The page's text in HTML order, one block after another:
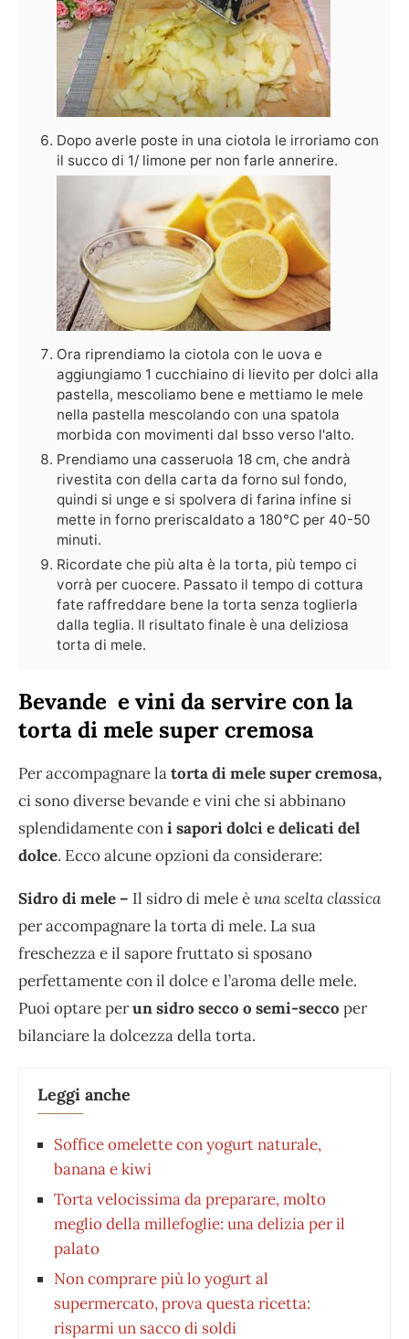
Dopo averle poste in una ciotola le irroriamo con
il succo di 1/ limone per non farle annerire.
Ora riprendiamo la ciotola con le uova e
aggiungiamo 1 cucchiaino di lievito per dolci alla
pastella, mescoliamo bene e mettiamo le mele
nella pastella mescolando con una spatola
morbida con movimenti dal bsso verso l'alto.
Prendiamo una casseruola 18 cm, che andrà
rivestita con della carta da forno sul fondo,
quindi si unge e si spolvera di farina infine si
mette in forno preriscaldato a 180°C per 40-50
minuti.
Ricordate che più alta è la torta, più tempo ci
vorrà per cuocere. Passato il tempo di cottura
fate raffreddare bene la torta senza toglierla
dalla teglia. Il risultato finale è una deliziosa
torta di mele.
Bevande e vini da servire con la
torta di mele super cremosa
Per accompagnare latorta di mele super cremosa,
ci sono diverse bevande e vini che si abbinano
splendidamente coni sapori dolci e delicati del
dolce. Ecco alcune opzioni da considerare:
Sidro di mele – Il sidro di mele èuna scelta classica
per accompagnare la torta di mele. La sua
freschezza e il sapore fruttato si sposano
perfettamente con il dolce e l’aroma delle mele.
Puoi optare perun sidro secco o semi-secco per
bilanciare la dolcezza della torta.
Leggi anche
Soffice omelette con yogurt naturale,
banana e kiwi
Torta velocissima da preparare, molto
meglio della millefoglie: una delizia per il
palato
Non comprare più lo yogurt al
supermercato, prova questa ricetta:
risparmi un sacco di soldi